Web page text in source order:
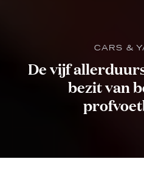
CARS &
De vijf
bezit van